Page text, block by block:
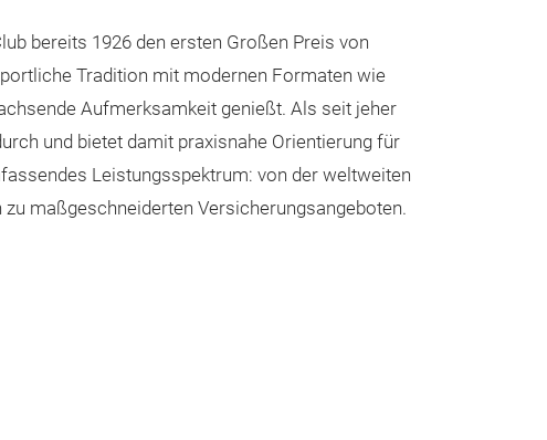
bereits 1926 den ersten Großen Preis von
Tradition mit modernen Formaten wie
Aufmerksamkeit genießt. Als seit jeher
und bietet damit praxisnahe Orientierung für
Leistungsspektrum: von der weltweiten
maßgeschneiderten Versicherungsangeboten.